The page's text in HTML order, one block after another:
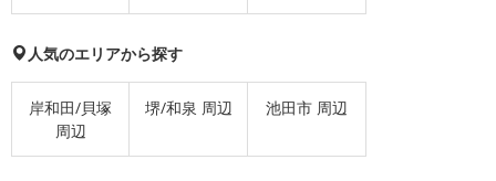
人気のエリアから探す
岸和田/貝塚
周辺
堺/和泉 周辺 池田市 周辺